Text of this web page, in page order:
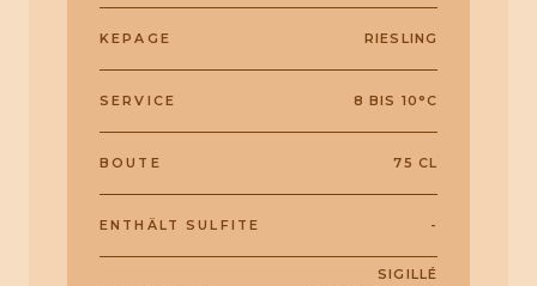
KEPAGE RIESLING
SERVICE 8 BIS 10°C
BOUTE 75 CL
ENTHÄLT SULFITE -
SIGILLÉ